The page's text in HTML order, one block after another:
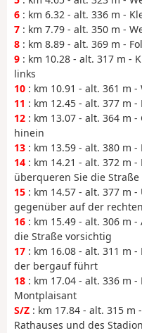
6 : km 6.32 - alt. 336 m -
7 : km 7.79 - alt. 350 m -
8 : km 8.89 - alt. 369 m -
9 : km 10.28 - alt. 317 m -
links
10 : km 10.91 - alt. 361 m
11 : km 12.45 - alt. 377 m
12 : km 13.07 - alt. 364 m
hinein
13 : km 13.59 - alt. 380 m
14 : km 14.21 - alt. 372 m
überqueren Sie die
15 : km 14.57 - alt. 377 m
gegenüber auf der
16 : km 15.49 - alt. 306 m
die Straße vorsichtig
17 : km 16.08 - alt. 311 m
der bergauf führt
18 : km 17.04 - alt. 336 m
Montplaisant
S/Z : km 17.84 - alt. 315 m
Rathauses und des